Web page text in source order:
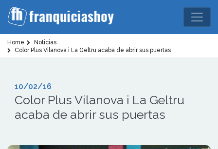
Home
Noticias
Color Plus Vilanova i La Geltru acaba de abrir sus puertas
10/02/16
Color Plus Vilanova i La Geltru
acaba de abrir sus puertas